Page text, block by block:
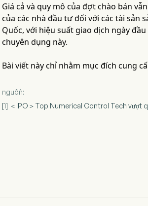
Giá cả và quy mô của đợt chào bán
của các nhà đầu tư đối với các tài sản
Quốc, với hiệu suất giao dịch ngày
chuyên dụng này.
Bài viết này chỉ nhằm mục đích cung
nguồn:
[1] ＜IPO＞Top Numerical Control Tech vượt